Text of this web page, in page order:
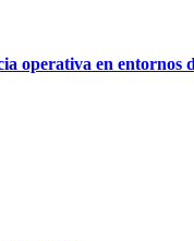
operativa en entornos